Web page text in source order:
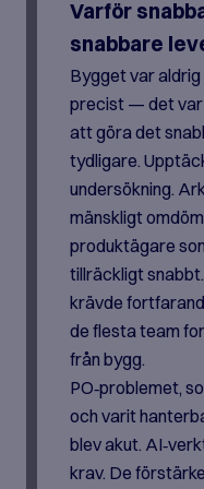
Varför
snabbare
Bygget var aldrig
precist — det var
att göra det
tydligare.
undersökning.
mänskligt
produktägare
tillräckligt
krävde
de flesta team
från bygg.
PO‑problemet,
och varit
blev akut.
krav. De